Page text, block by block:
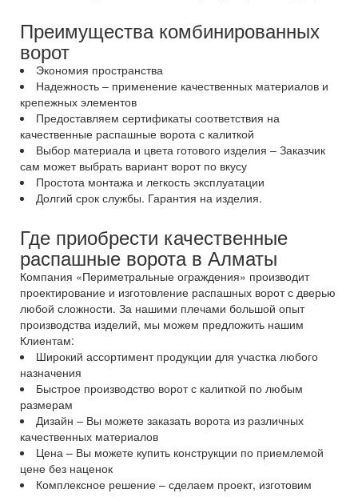
Преимущества комбинированных
ворот
Экономия пространства
Надежность – применение качественных материалов и
крепежных элементов
Предоставляем сертификаты соответствия на
качественные распашные ворота с калиткой
Выбор материала и цвета готового изделия – Заказчик
сам может выбрать вариант ворот по вкусу
Простота монтажа и легкость эксплуатации
Долгий срок службы. Гарантия на изделия.
Где приобрести качественные
распашные ворота в Алматы
Компания «Периметральные ограждения» производит
проектирование и изготовление распашных ворот с дверью
любой сложности. За нашими плечами большой опыт
производства изделий, мы можем предложить нашим
Клиентам:
Широкий ассортимент продукции для участка любого
назначения
Быстрое производство ворот с калиткой по любым
размерам
Дизайн – Вы можете заказать ворота из различных
качественных материалов
Цена – Вы можете купить конструкции по приемлемой
цене без наценок
Комплексное решение – сделаем проект, изготовим